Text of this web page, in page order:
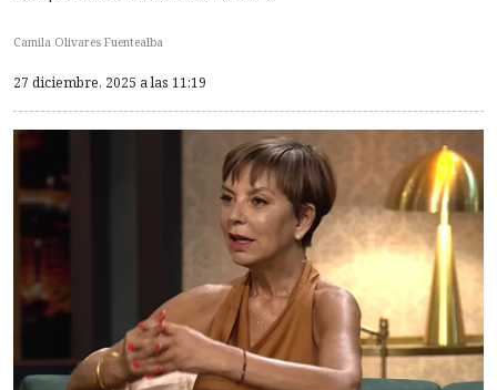
Camila Olivares Fuentealba
27 diciembre, 2025 a las 11:19